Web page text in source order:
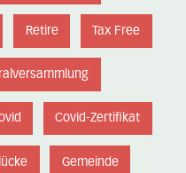
Retire Tax Free
Covid-Zertifikat
Gemeinde